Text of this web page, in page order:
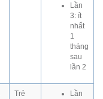
Lần
3: ít
nhất
1
tháng
sau
lần 2
Trẻ Lần